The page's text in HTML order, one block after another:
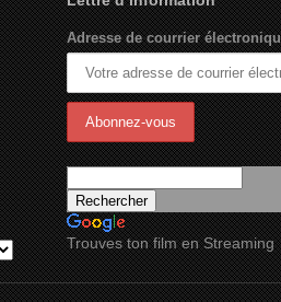
Adresse de courrier
Trouves ton film en Streaming